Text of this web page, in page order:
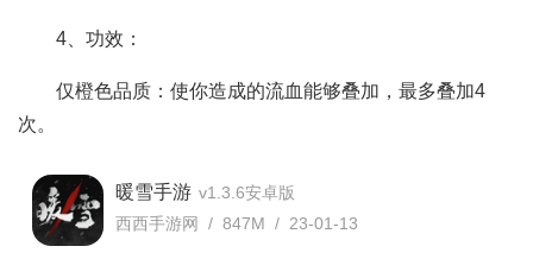
4、功效：
仅橙色品质：使你造成的流血能够叠加，最多叠加4
次。
暖雪手游 v1.3.6安卓版
西西手游网 / 847M / 23-01-13